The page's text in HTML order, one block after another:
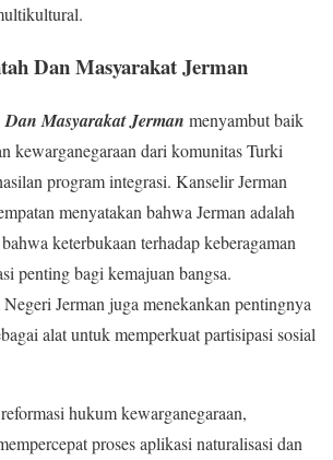
Dan Masyarakat Jerman
Dan Masyarakat Jerman menyambut baik
kewarganegaraan dari komunitas Turki
program integrasi. Kanselir Jerman
menyatakan bahwa Jerman adalah
keterbukaan terhadap keberagaman
penting bagi kemajuan bangsa.
Jerman juga menekankan pentingnya
alat untuk memperkuat partisipasi sosial
hukum kewarganegaraan,
proses aplikasi naturalisasi dan